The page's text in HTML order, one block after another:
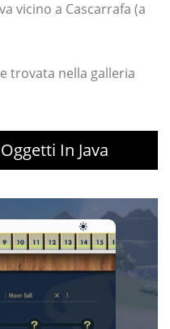
vicino a Cascarrafa (a
trovata nella galleria
In Java